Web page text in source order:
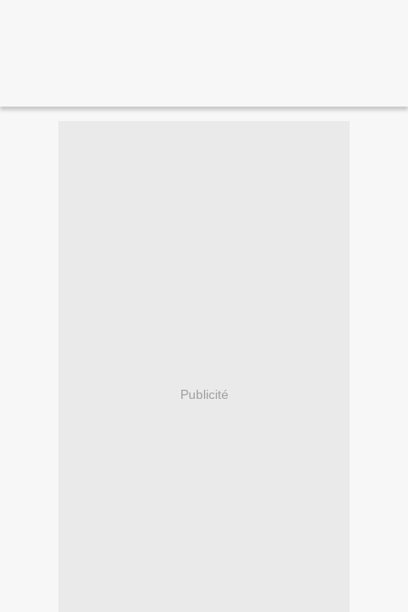
Publicité